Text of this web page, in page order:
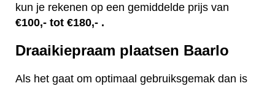
kun je rekenen op een gemiddelde prijs van
€100,- tot €180,- .
Draaikiepraam plaatsen Baarlo
Als het gaat om optimaal gebruiksgemak dan is